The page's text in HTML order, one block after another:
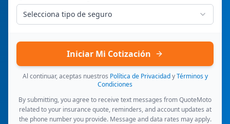
Selecciona tipo de seguro
Iniciar Mi Cotización
Al continuar, aceptas nuestros Política de Privacidad y Términos y
Condiciones
By submitting, you agree to receive text messages from QuoteMoto
related to your insurance quote, reminders, and account updates at
the phone number you provide. Message and data rates may apply.